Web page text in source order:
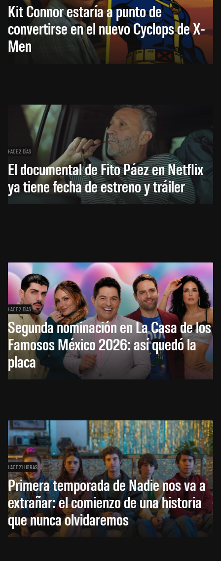
Kit Connor estaría a punto de
convertirse en el nuevo Cyclops de X-
Men
HACE 2 DÍAS
El documental de Fito Páez en Netflix
ya tiene fecha de estreno y tráiler
HACE 2 DÍAS
Segunda nominación en La Casa de los
Famosos México 2026: así quedó la
placa
HACE 21 HORAS
Primera temporada de Nadie nos va a
extrañar: el comienzo de una historia
que nunca olvidaremos